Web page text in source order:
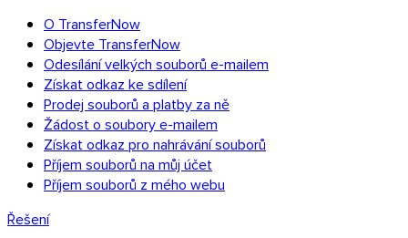
Kontaktovat podporu
Dostupné jazyky
Stav služby
O TransferNow
Objevte TransferNow
Odesílání velkých souborů e-mailem
Získat odkaz ke sdílení
Prodej souborů a platby za ně
Žádost o soubory e-mailem
Získat odkaz pro nahrávání souborů
Příjem souborů na můj účet
Příjem souborů z mého webu
Řešení